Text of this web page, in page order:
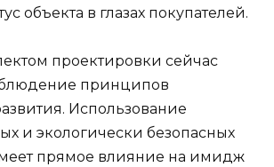
объекта в глазах покупателей.
проектировки сейчас
принципов
Использование
и экологически безопасных
прямое влияние на имидж